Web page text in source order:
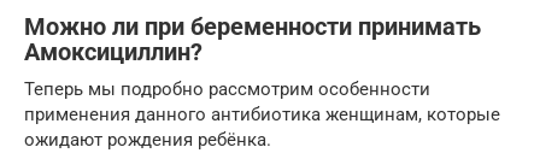
Можно ли при беременности принимать
Амоксициллин?
Теперь мы подробно рассмотрим особенности
применения данного антибиотика женщинам, которые
ожидают рождения ребёнка.